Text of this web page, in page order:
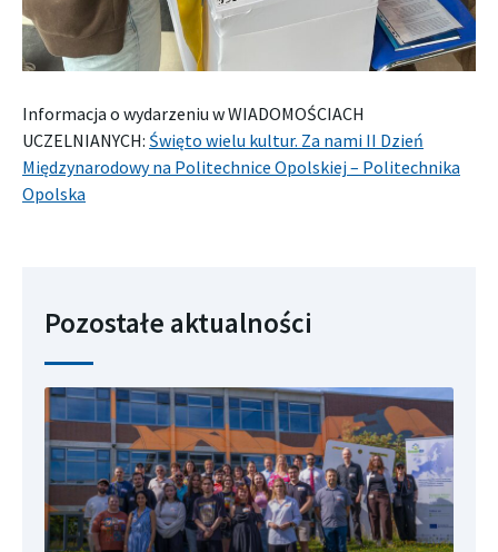
Informacja o wydarzeniu w WIADOMOŚCIACH
UCZELNIANYCH: Święto wielu kultur. Za nami II Dzień
Międzynarodowy na Politechnice Opolskiej – Politechnika
Opolska
Pozostałe aktualności